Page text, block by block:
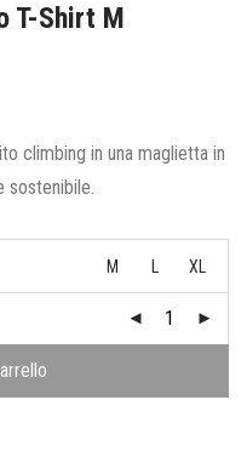
T-Shirt M
climbing in una maglietta in
sostenibile.
M XL